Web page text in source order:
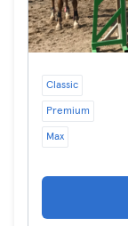
Classic
Premium
Max